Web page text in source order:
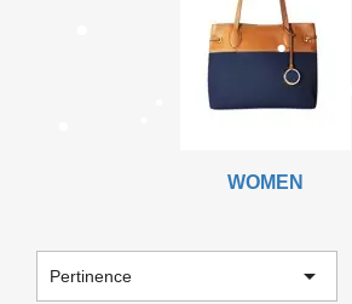
WOMEN
Pertinence 
Nom de la liste d'envies